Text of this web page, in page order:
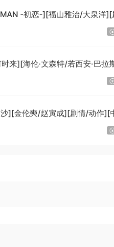
-初恋-][福山雅治/大泉洋][
来][海伦·文森特/若西安·巴拉
7.09GiB]
][金伦奭/赵寅成][剧情/动作][